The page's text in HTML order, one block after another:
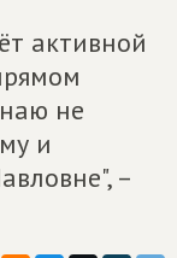
активной
не
и
–